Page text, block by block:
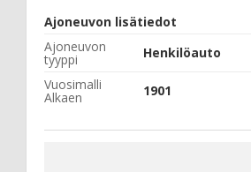
Ajoneuvon lisätiedot
Ajoneuvon
tyyppi Henkilöauto
Vuosimalli
Alkaen 1901